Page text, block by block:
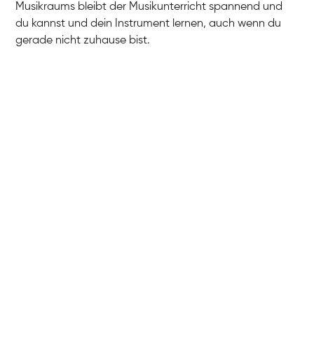
Musikraums bleibt der Musikunterricht spannend und
du kannst und dein Instrument lernen, auch wenn du
gerade nicht zuhause bist.